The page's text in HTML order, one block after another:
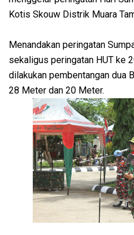
Kotis Skouw Distrik Muara
Menandakan peringatan
sekaligus peringatan HUT ke
dilakukan pembentangan dua
28 Meter dan 20 Meter.